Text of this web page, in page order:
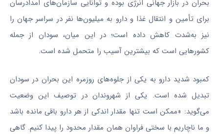
بحران در بازار جهانی انرژی بوده و توانایی سازمان‌های امدادرسان
برای تأمین و انتقال غذا و دارو به میلیون‌ها نفر در سراسر جهان را
نیز به‌شدت کاهش داده است؛ در این میان، سودان از جمله
کشورهایی است که بیشترین آسیب را متحمل شده است.
کمبود شدید دارو به یکی از جلوه‌های روزمره این بحران در سودان
تبدیل شده است. یکی از شهروندان در توصیف این وضعیت
می‌گوید: «ممکن است تنها مقدار اندکی از هر دارو باقی مانده باشد
و ما ناچاریم با سختی فراوان همان مقدار محدود را پیدا کنیم. گاهی